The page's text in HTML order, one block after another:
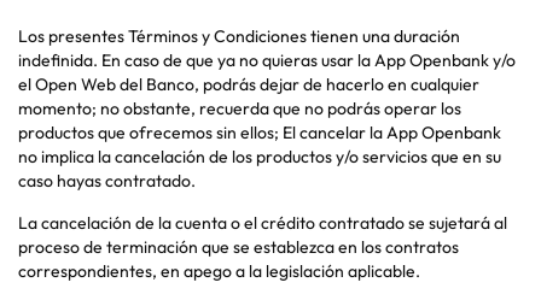
Los presentes Términos y Condiciones tienen una duración
indefinida. En caso de que ya no quieras usar la App Openbank y/o
el Open Web del Banco, podrás dejar de hacerlo en cualquier
momento; no obstante, recuerda que no podrás operar los
productos que ofrecemos sin ellos; El cancelar la App Openbank
no implica la cancelación de los productos y/o servicios que en su
caso hayas contratado.
La cancelación de la cuenta o el crédito contratado se sujetará al
proceso de terminación que se establezca en los contratos
correspondientes, en apego a la legislación aplicable.